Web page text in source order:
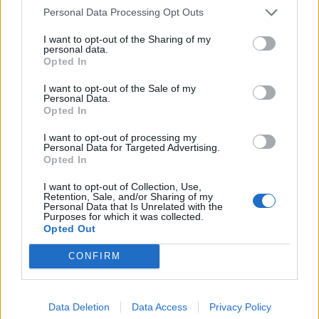
Personal Data Processing Opt Outs
I want to opt-out of the Sharing of my
personal data.
Opted In
I want to opt-out of the Sale of my
Personal Data.
Opted In
I want to opt-out of processing my
Personal Data for Targeted Advertising.
Opted In
I want to opt-out of Collection, Use,
Retention, Sale, and/or Sharing of my
Personal Data that Is Unrelated with the
Purposes for which it was collected.
Opted Out
CONFIRM
Data Deletion Data Access Privacy Policy
Deseu el meu nom, el correu electrònic i el lloc web en
aquest navegador per a la propera vegada que comenti.
Captcha6 * 4 = ?
characters
La Cursa de l’Aldea segona d’etiqueta d’or